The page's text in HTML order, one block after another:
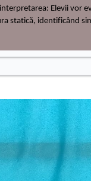
Elevii vor
statică, identificând